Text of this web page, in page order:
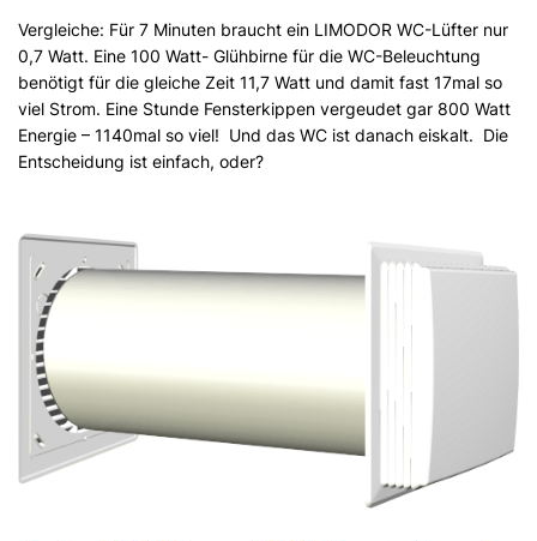
Vergleiche: Für 7 Minuten braucht ein LIMODOR WC-Lüfter nur
0,7 Watt. Eine 100 Watt- Glühbirne für die WC-Beleuchtung
benötigt für die gleiche Zeit 11,7 Watt und damit fast 17mal so
viel Strom. Eine Stunde Fensterkippen vergeudet gar 800 Watt
Energie – 1140mal so viel! Und das WC ist danach eiskalt. Die
Entscheidung ist einfach, oder?